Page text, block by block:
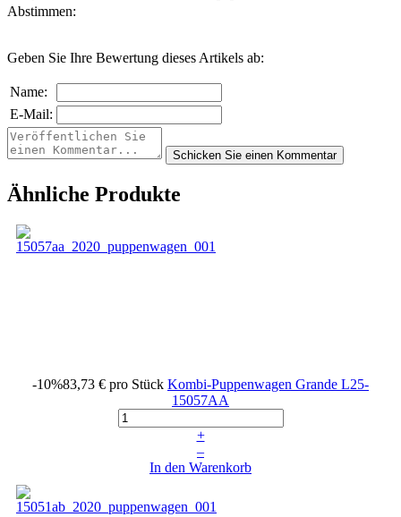
Abstimmen:
Geben Sie Ihre Bewertung dieses Artikels ab:
Name:
E-Mail:
Ähnliche Produkte
-10%83,73 € pro Stück Kombi-Puppenwagen Grande L25-
15057AA
+
–
In den Warenkorb